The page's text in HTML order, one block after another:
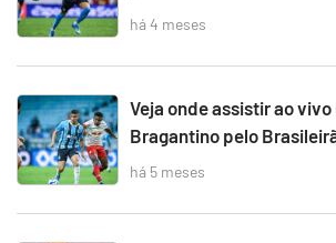
há 4 meses
Veja onde assistir ao vivo
Bragantino pelo
há 5 meses